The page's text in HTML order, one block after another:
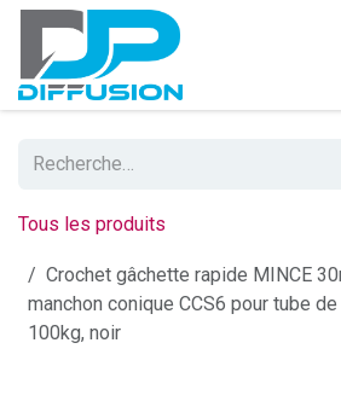
Se rendre au contenu
Tous les produits
Crochet gâchette rapide MINCE
manchon conique CCS6 pour tube
100kg, noir